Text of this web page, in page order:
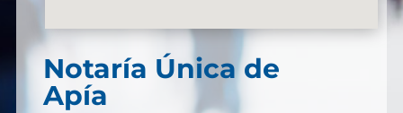
Notaría Única de
Apía